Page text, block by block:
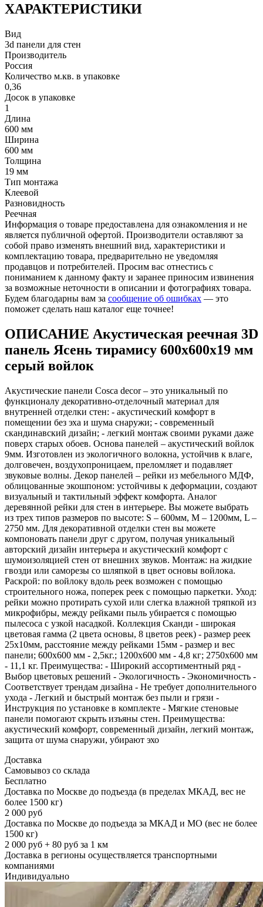
ХАРАКТЕРИСТИКИ
Вид
3d панели для стен
Производитель
Россия
Количество м.кв. в упаковке
0,36
Досок в упаковке
1
Длина
600 мм
Ширина
600 мм
Толщина
19 мм
Тип монтажа
Клеевой
Разновидность
Реечная
Информация о товаре предоставлена для ознакомления и не
является публичной офертой. Производители оставляют за
собой право изменять внешний вид, характеристики и
комплектацию товара, предварительно не уведомляя
продавцов и потребителей. Просим вас отнестись с
пониманием к данному факту и заранее приносим извинения
за возможные неточности в описании и фотографиях товара.
Будем благодарны вам за сообщение об ошибках — это
поможет сделать наш каталог еще точнее!
ОПИСАНИЕ Акустическая реечная 3D
панель Ясень тирамису 600x600x19 мм
серый войлок
Акустические панели Cosca decor – это уникальный по
функционалу декоративно-отделочный материал для
внутренней отделки стен: - акустический комфорт в
помещении без эха и шума снаружи; - современный
скандинавский дизайн; - легкий монтаж своими руками даже
поверх старых обоев. Основа панелей – акустический войлок
9мм. Изготовлен из экологичного волокна, устойчив к влаге,
долговечен, воздухопроницаем, преломляет и подавляет
звуковые волны. Декор панелей – рейки из мебельного МДФ,
облицованные экошпоном: устойчивы к деформации, создают
визуальный и тактильный эффект комфорта. Аналог
деревянной рейки для стен в интерьере. Вы можете выбрать
из трех типов размеров по высоте: S – 600мм, M – 1200мм, L –
2750 мм. Для декоративной отделки стен вы можете
компоновать панели друг с другом, получая уникальный
авторский дизайн интерьера и акустический комфорт с
шумоизоляцией стен от внешних звуков. Монтаж: на жидкие
гвозди или саморезы со шляпкой в цвет основы войлока.
Раскрой: по войлоку вдоль реек возможен с помощью
строительного ножа, поперек реек с помощью паркетки. Уход:
рейки можно протирать сухой или слегка влажной тряпкой из
микрофибры, между рейками пыль убирается с помощью
пылесоса с узкой насадкой. Коллекция Сканди - широкая
цветовая гамма (2 цвета основы, 8 цветов реек) - размер реек
25х10мм, расстояние между рейками 15мм - размер и вес
панели; 600х600 мм - 2,5кг.; 1200х600 мм - 4,8 кг; 2750х600 мм
- 11,1 кг. Преимущества: - Широкий ассортиментный ряд -
Выбор цветовых решений - Экологичность - Экономичность -
Соответствует трендам дизайна - Не требует дополнительного
ухода - Легкий и быстрый монтаж без пыли и грязи -
Инструкция по установке в комплекте - Мягкие стеновые
панели помогают скрыть изъяны стен. Преимущества:
акустический комфорт, современный дизайн, легкий монтаж,
защита от шума снаружи, убирают эхо
Доставка
Самовывоз со склада
Бесплатно
Доставка по Москве до подъезда (в пределах МКАД, вес не
более 1500 кг)
2 000 руб
Доставка по Москве до подъезда за МКАД и МО (вес не более
1500 кг)
2 000 руб + 80 руб за 1 км
Доставка в регионы осуществляется транспортными
компаниями
Индивидуально